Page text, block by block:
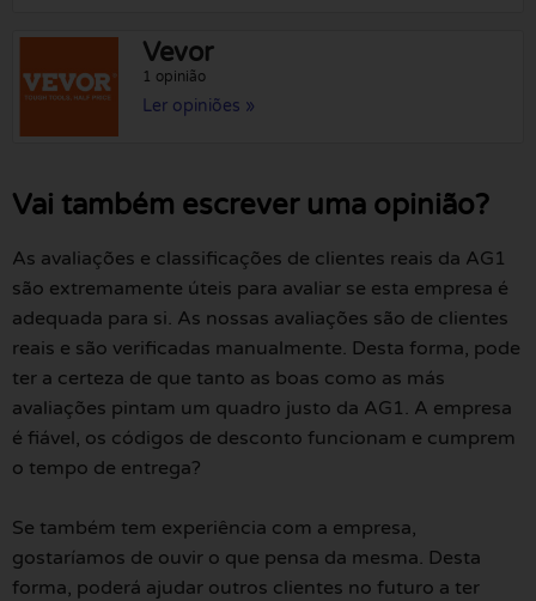
Vevor
1 opinião
Ler opiniões »
Vai também escrever uma opinião?
As avaliações e classificações de clientes reais da AG1
são extremamente úteis para avaliar se esta empresa é
adequada para si. As nossas avaliações são de clientes
reais e são verificadas manualmente. Desta forma, pode
ter a certeza de que tanto as boas como as más
avaliações pintam um quadro justo da AG1. A empresa
é fiável, os códigos de desconto funcionam e cumprem
o tempo de entrega?
Se também tem experiência com a empresa,
gostaríamos de ouvir o que pensa da mesma. Desta
forma, poderá ajudar outros clientes no futuro a ter